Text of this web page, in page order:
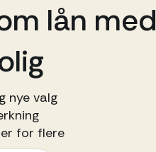
lån med
nye valg
for flere